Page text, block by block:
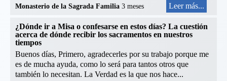
Monasterio de la Sagrada Familia 3 meses Leer más...
¿Dónde ir a Misa o confesarse en estos días? La cuestión
acerca de dónde recibir los sacramentos en nuestros
tiempos
Buenos días, Primero, agradecerles por su trabajo porque me
es de mucha ayuda, como lo será para tantos otros que
también lo necesitan. La Verdad es la que nos hace...